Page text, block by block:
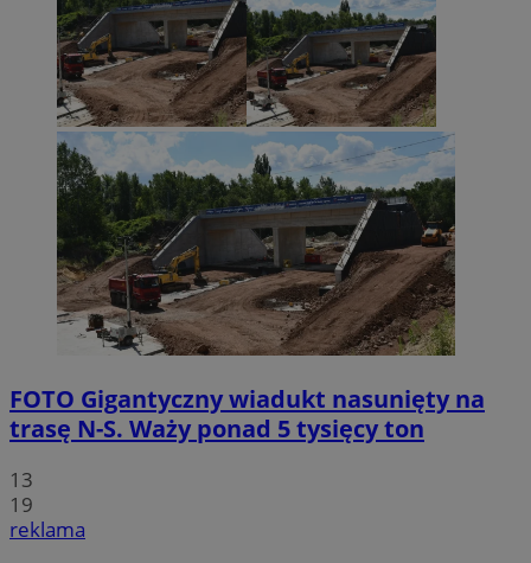
FOTO Gigantyczny wiadukt nasunięty na
trasę N-S. Waży ponad 5 tysięcy ton
13
19
reklama